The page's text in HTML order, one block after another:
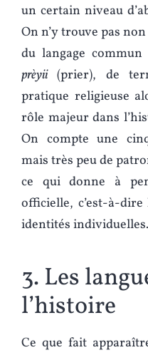
un certain niveau
On n’y trouve pas
du langage commun
prèyii(prier), de
pratique religieuse
rôle majeur dans
On compte une
mais très peu de
ce qui donne à
officielle, c’est-à-
identités individuelles.
3. Les
l’histoire
Ce que fait